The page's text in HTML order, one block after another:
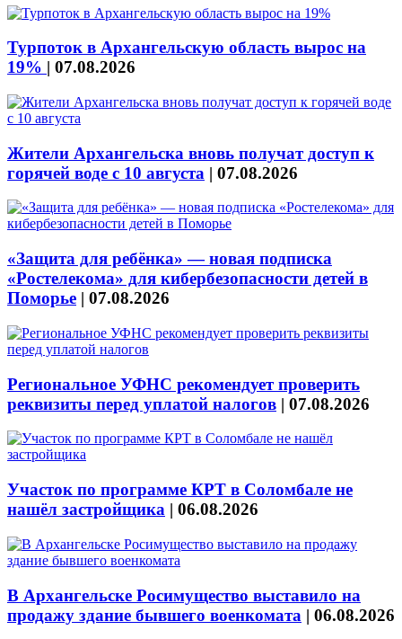
Турпоток в Архангельскую область вырос на
19% | 07.08.2026
Жители Архангельска вновь получат доступ к
горячей воде с 10 августа | 07.08.2026
«Защита для ребёнка» — новая подписка
«Ростелекома» для кибербезопасности детей в
Поморье | 07.08.2026
Региональное УФНС рекомендует проверить
реквизиты перед уплатой налогов | 07.08.2026
Участок по программе КРТ в Соломбале не
нашёл застройщика | 06.08.2026
В Архангельске Росимущество выставило на
продажу здание бывшего военкомата | 06.08.2026